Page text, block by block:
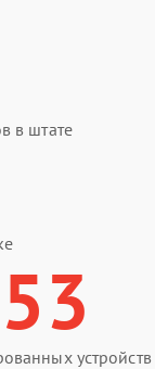
в штате
устройств